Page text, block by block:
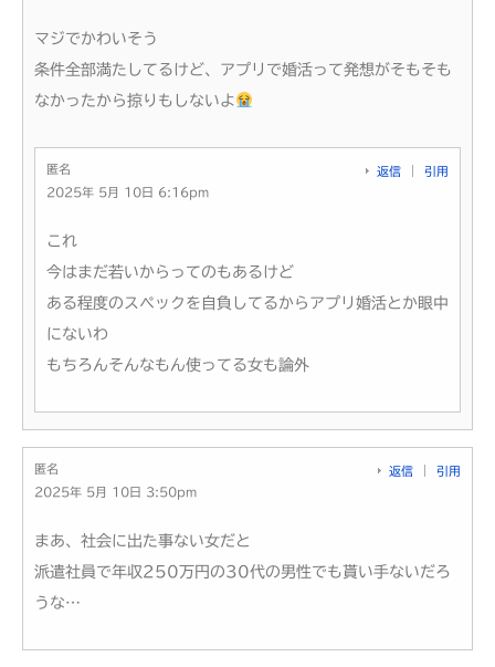
マジでかわいそう
条件全部満たしてるけど、アプリで婚活って発想がそもそも
なかったから掠りもしないよ
匿名
2025年 5月 10日 6:16pm
返信 引用
これ
今はまだ若いからってのもあるけど
ある程度のスペックを自負してるからアプリ婚活とか眼中
にないわ
もちろんそんなもん使ってる女も論外
匿名
2025年 5月 10日 3:50pm
返信 引用
まあ、社会に出た事ない女だと
派遣社員で年収250万円の30代の男性でも貰い手ないだろ
うな…